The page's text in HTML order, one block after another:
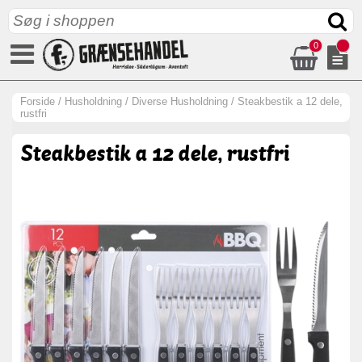
0
Forside / Husholdning / Diverse Husholdning / Steakbestik a 12 dele,
rustfri
Steakbestik a 12 dele, rustfri